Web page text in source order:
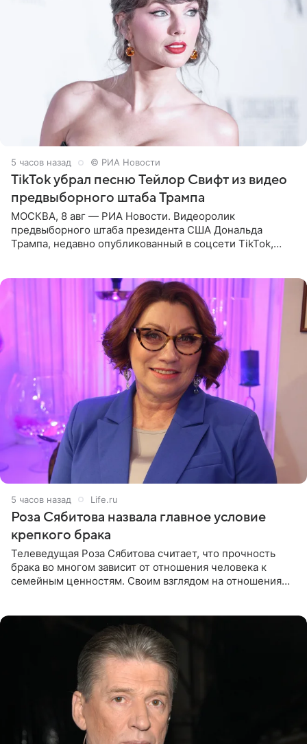
5 часов назад © РИА Новости
TikTok убрал песню Тейлор Свифт из видео
предвыборного штаба Трампа
МОСКВА, 8 авг — РИА Новости. Видеоролик
предвыборного штаба президента США Дональда
Трампа, недавно опубликованный в соцсети TikTok,
5 часов назад Life.ru
Роза Сябитова назвала главное условие
крепкого брака
Телеведущая Роза Сябитова считает, что прочность
брака во многом зависит от отношения человека к
семейным ценностям. Своим взглядом на отношения